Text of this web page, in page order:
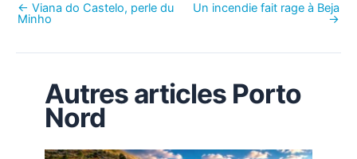
← Viana do Castelo, perle du
Minho
Un incendie fait rage à Beja
→
Autres articles Porto
Nord